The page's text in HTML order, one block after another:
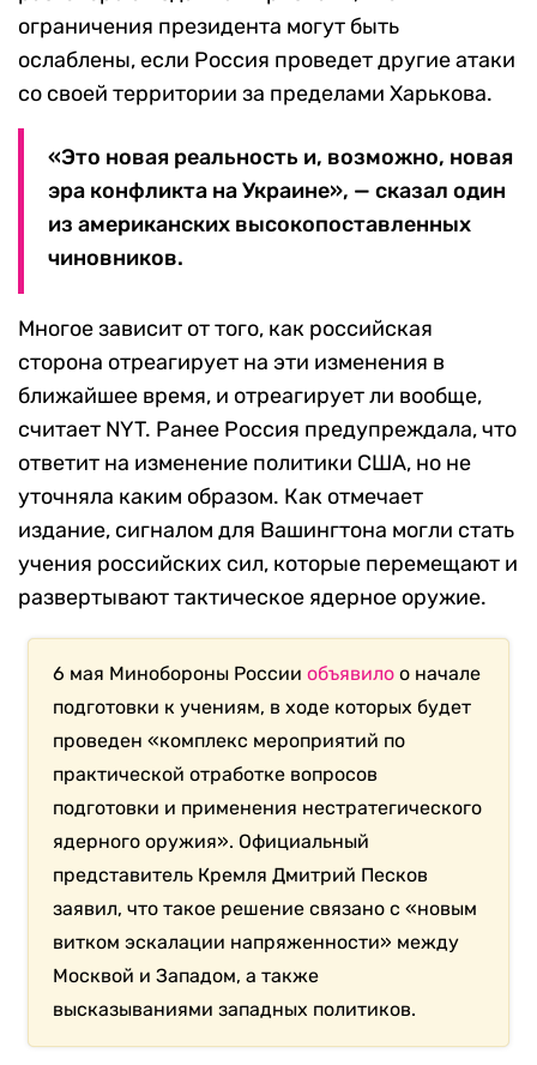
ограничения президента могут быть
ослаблены, если Россия проведет другие атаки
со своей территории за пределами Харькова.
«Это новая реальность и, возможно, новая
эра конфликта на Украине», — сказал один
из американских высокопоставленных
чиновников.
Многое зависит от того, как российская
сторона отреагирует на эти изменения в
ближайшее время, и отреагирует ли вообще,
считает NYT. Ранее Россия предупреждала, что
ответит на изменение политики США, но не
уточняла каким образом. Как отмечает
издание, сигналом для Вашингтона могли стать
учения российских сил, которые перемещают и
развертывают тактическое ядерное оружие.
6 мая Минобороны Россииобъявило о начале
подготовки к учениям, в ходе которых будет
проведен «комплекс мероприятий по
практической отработке вопросов
подготовки и применения нестратегического
ядерного оружия». Официальный
представитель Кремля Дмитрий Песков
заявил, что такое решение связано с «новым
витком эскалации напряженности» между
Москвой и Западом, а также
высказываниями западных политиков.